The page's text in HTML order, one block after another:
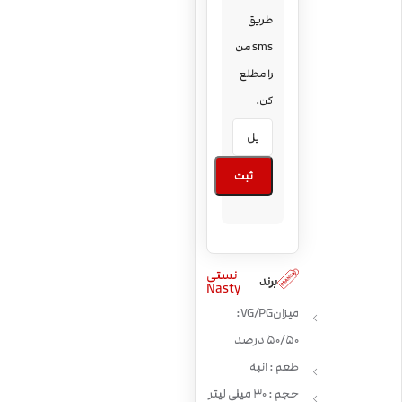
طریق
sms من
را مطلع
کن.
ثبت
برند نستی
Nasty
میزان VG/PG:
50/50 درصد
طعم : انبه
حجم : 30 میلی لیتر